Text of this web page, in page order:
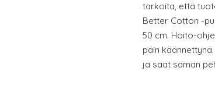
tarkoita, että
Better Cotton -
50 cm. Hoito-
päin
ja saat saman